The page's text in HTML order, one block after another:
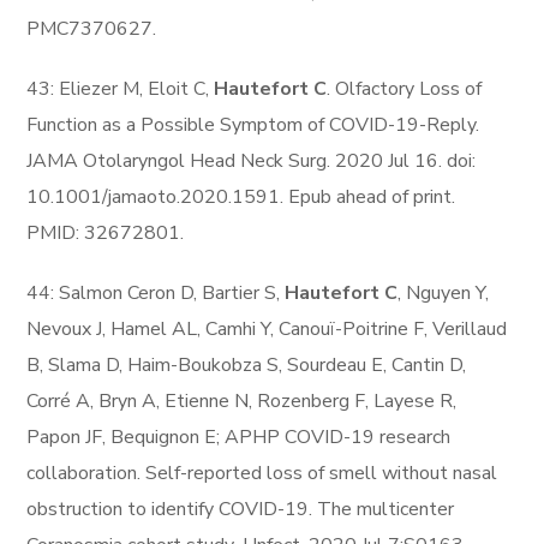
PMC7370627.
43: Eliezer M, Eloit C, Hautefort C. Olfactory Loss of
Function as a Possible Symptom of COVID-19-Reply.
JAMA Otolaryngol Head Neck Surg. 2020 Jul 16. doi:
10.1001/jamaoto.2020.1591. Epub ahead of print.
PMID: 32672801.
44: Salmon Ceron D, Bartier S, Hautefort C, Nguyen Y,
Nevoux J, Hamel AL, Camhi Y, Canouï-Poitrine F, Verillaud
B, Slama D, Haim-Boukobza S, Sourdeau E, Cantin D,
Corré A, Bryn A, Etienne N, Rozenberg F, Layese R,
Papon JF, Bequignon E; APHP COVID-19 research
collaboration. Self-reported loss of smell without nasal
obstruction to identify COVID-19. The multicenter